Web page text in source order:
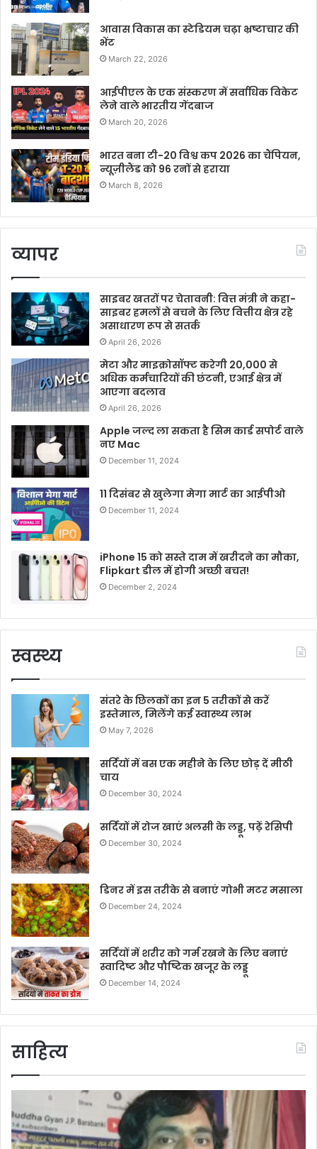
आवास विकास का स्टेडियम चढ़ा भ्रष्टाचार की
भेंट
March 22, 2026
आईपीएल के एक संस्करण में सर्वाधिक विकेट
लेने वाले भारतीय गेंदबाज
March 20, 2026
भारत बना टी-20 विश्व कप 2026 का चैंपियन,
न्यूज़ीलैंड को 96 रनों से हराया
March 8, 2026
व्यापर
साइबर खतरों पर चेतावनी: वित्त मंत्री ने कहा-
साइबर हमलों से बचने के लिए वित्तीय क्षेत्र रहे
असाधारण रूप से सतर्क
April 26, 2026
मेटा और माइक्रोसॉफ्ट करेगी 20,000 से
अधिक कर्मचारियों की छंटनी, एआई क्षेत्र में
आएगा बदलाव
April 26, 2026
Apple जल्द ला सकता है सिम कार्ड सपोर्ट वाले
नए Mac
December 11, 2024
11 दिसंबर से खुलेगा मेगा मार्ट का आईपीओ
December 11, 2024
iPhone 15 को सस्ते दाम में खरीदने का मौका,
Flipkart डील में होगी अच्छी बचत!
December 2, 2024
स्वस्थ्य
संतरे के छिलकों का इन 5 तरीकों से करें
इस्तेमाल, मिलेंगे कई स्वास्थ्य लाभ
May 7, 2026
सर्दियों में बस एक महीने के लिए छोड़ दें मीठी
चाय
December 30, 2024
सर्दियों में रोज खाएं अलसी के लड्डू, पढ़ें रेसिपी
December 30, 2024
डिनर में इस तरीके से बनाएं गोभी मटर मसाला
December 24, 2024
सर्दियों में शरीर को गर्म रखने के लिए बनाएं
स्वादिष्ट और पौष्टिक खजूर के लड्डू
December 14, 2024
साहित्य